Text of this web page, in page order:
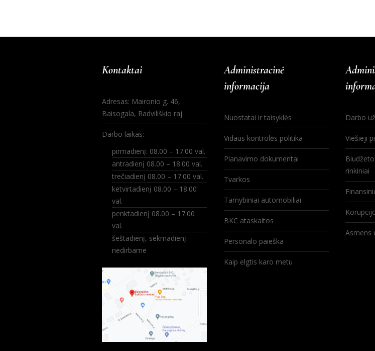
Kontaktai
Adresas: Maironio g. 46,
Baisogala, Radviliškio raj.
Darbo laikas:
pirmadienį: 08.00 – 17.00 val.
antradienį 08.00 – 18.00 val.
trečiadienį 08.00 – 17.00 val.
ketvirtadienį 08.00 – 18.00
val.
penktadienį 08.00 – 17.00
val.
šeštadienį, sekmadienį:
nedirbame
Administracinė
informacija
Nuostatai ir taisyklės
Vidaus kontrolės politika
Planavimo dokumentai
Tvarkos
Tarnybiniai automobiliai
BKC ataskaitos
Personalo paieška
Kaip elgtis karo metu
Darbo
Viešieji
rinkiniai
Asmens